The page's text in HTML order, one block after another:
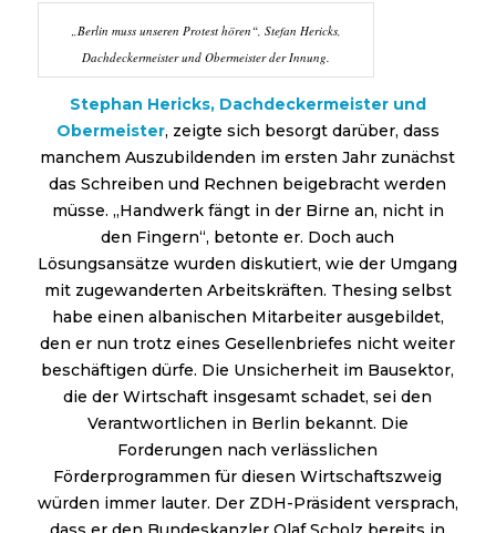
„Berlin muss unseren Protest hören“, Stefan Hericks,
Dachdeckermeister und Obermeister der Innung.
Stephan Hericks, Dachdeckermeister und
Obermeister, zeigte sich besorgt darüber, dass
manchem Auszubildenden im ersten Jahr zunächst
das Schreiben und Rechnen beigebracht werden
müsse. „Handwerk fängt in der Birne an, nicht in
den Fingern“, betonte er. Doch auch
Lösungsansätze wurden diskutiert, wie der Umgang
mit zugewanderten Arbeitskräften. Thesing selbst
habe einen albanischen Mitarbeiter ausgebildet,
den er nun trotz eines Gesellenbriefes nicht weiter
beschäftigen dürfe. Die Unsicherheit im Bausektor,
die der Wirtschaft insgesamt schadet, sei den
Verantwortlichen in Berlin bekannt. Die
Forderungen nach verlässlichen
Förderprogrammen für diesen Wirtschaftszweig
würden immer lauter. Der ZDH-Präsident versprach,